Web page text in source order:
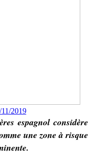
2019
espagnol considère
une zone à risque